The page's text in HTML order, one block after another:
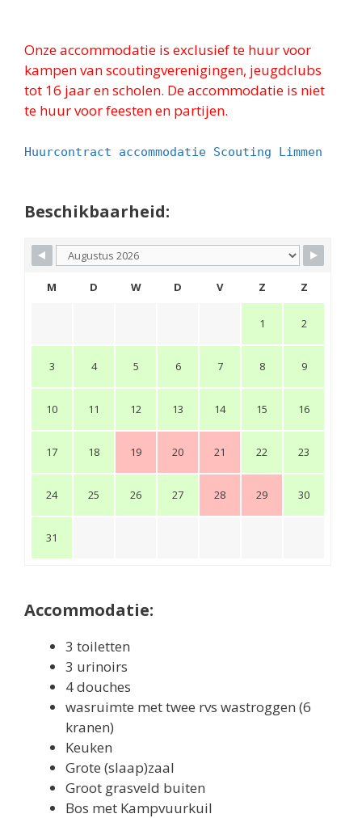
Onze accommodatie is exclusief te huur voor
kampen van scoutingverenigingen, jeugdclubs
tot 16 jaar en scholen. De accommodatie is niet
te huur voor feesten en partijen.
Huurcontract accommodatie Scouting Limmen
Beschikbaarheid:
M D W D V Z Z
1 2
3 4 5 6 7 8 9
10 11 12 13 14 15 16
17 18 19 20 21 22 23
24 25 26 27 28 29 30
31
Accommodatie:
3 toiletten
3 urinoirs
4 douches
wasruimte met twee rvs wastroggen (6
kranen)
Keuken
Grote (slaap)zaal
Groot grasveld buiten
Bos met Kampvuurkuil